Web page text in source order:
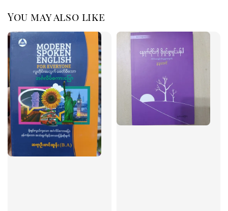
You may also like